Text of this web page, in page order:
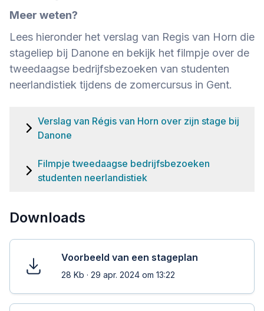
Meer weten?
Lees hieronder het verslag van Regis van Horn die
stageliep bij Danone en bekijk het filmpje over de
tweedaagse bedrijfsbezoeken van studenten
neerlandistiek tijdens de zomercursus in Gent.
Verslag van Régis van Horn over zijn stage bij
Danone
Filmpje tweedaagse bedrijfsbezoeken
studenten neerlandistiek
Downloads
Voorbeeld van een stageplan
28 Kb ·29 apr. 2024 om 13:22